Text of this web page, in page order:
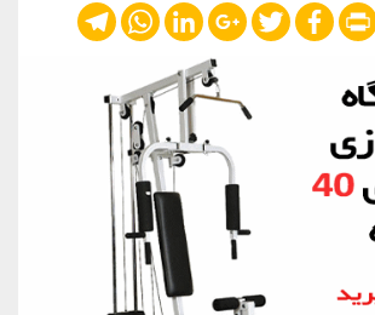
Print
Facebook
Twitter
Google+
LinkedIn
WhatsApp
Telegram